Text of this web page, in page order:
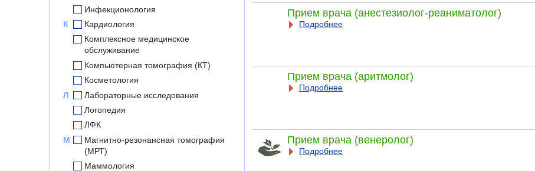
Инфекционология
К
Кардиология
Комплексное медицинское
обслуживание
Компьютерная томография (КТ)
Косметология
Л
Лабораторные исследования
Логопедия
ЛФК
М
Магнитно-резонансная томография
(МРТ)
Маммология
Прием врача (анестезиолог-реаниматолог)
Подробнее
Прием врача (аритмолог)
Подробнее
Прием врача (венеролог)
Подробнее